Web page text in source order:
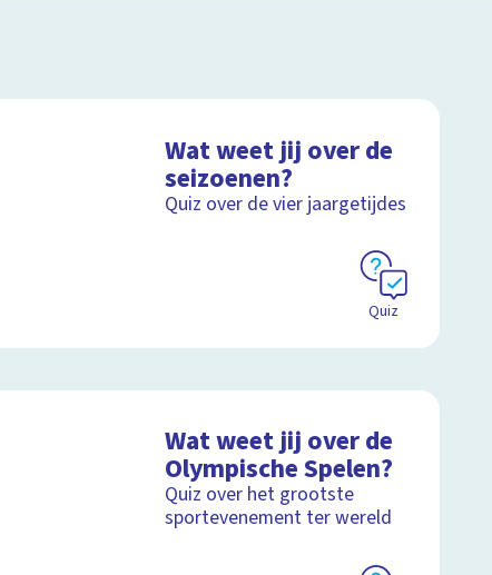
Wat weet jij over de
seizoenen?
Quiz over de vier jaargetijdes
Quiz
Wat weet jij over de
Olympische Spelen?
Quiz over het grootste
sportevenement ter wereld